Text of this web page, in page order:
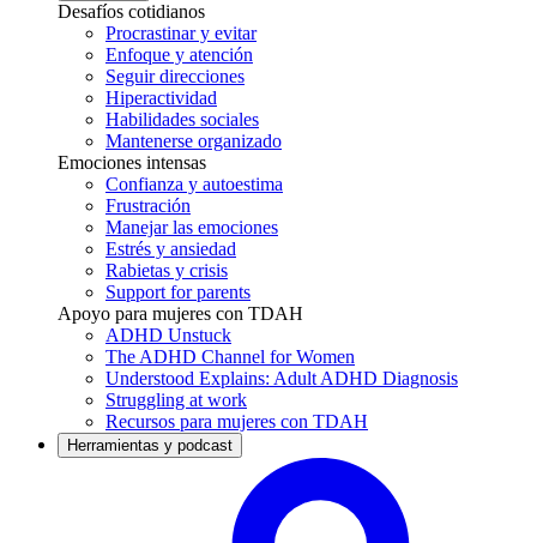
Desafíos cotidianos
Procrastinar y evitar
Enfoque y atención
Seguir direcciones
Hiperactividad
Habilidades sociales
Mantenerse organizado
Emociones intensas
Confianza y autoestima
Frustración
Manejar las emociones
Estrés y ansiedad
Rabietas y crisis
Support for parents
Apoyo para mujeres con TDAH
ADHD Unstuck
The ADHD Channel for Women
Understood Explains: Adult ADHD Diagnosis
Struggling at work
Recursos para mujeres con TDAH
Herramientas y podcast